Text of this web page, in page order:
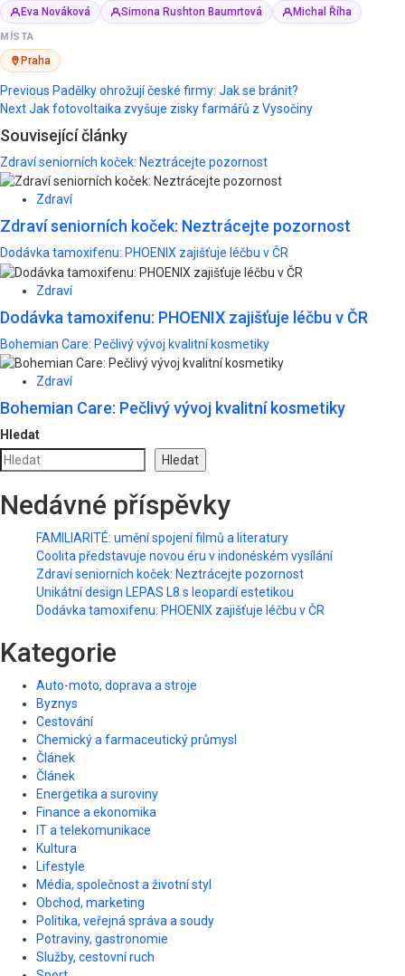
Eva Nováková Simona Rushton Baumrtová Michal Říha
MÍSTA
Praha
Post
navigation
Previous Padělky ohrožují české firmy: Jak se bránit?
NextJak fotovoltaika zvyšuje zisky farmářů z Vysočiny
Související články
Zdraví seniorních koček: Neztrácejte pozornost
Zdraví
Zdraví seniorních koček: Neztrácejte pozornost
Dodávka tamoxifenu: PHOENIX zajišťuje léčbu v ČR
Zdraví
Dodávka tamoxifenu: PHOENIX zajišťuje léčbu v ČR
Bohemian Care: Pečlivý vývoj kvalitní kosmetiky
Zdraví
Bohemian Care: Pečlivý vývoj kvalitní kosmetiky
Hledat
Hledat
Nedávné příspěvky
FAMILIARITÉ: umění spojení filmů a literatury
Coolita představuje novou éru v indonéském vysílání
Zdraví seniorních koček: Neztrácejte pozornost
Unikátní design LEPAS L8 s leopardí estetikou
Dodávka tamoxifenu: PHOENIX zajišťuje léčbu v ČR
Kategorie
Auto-moto, doprava a stroje
Byznys
Cestování
Chemický a farmaceutický průmysl
Článek
Článek
Energetika a suroviny
Finance a ekonomika
IT a telekomunikace
Kultura
Lifestyle
Média, společnost a životní styl
Obchod, marketing
Politika, veřejná správa a soudy
Potraviny, gastronomie
Služby, cestovní ruch